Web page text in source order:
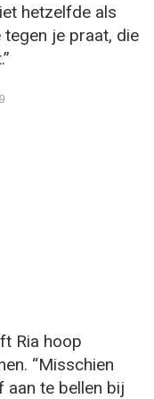
hetzelfde als
tegen je praat, die
Ria hoop
“Misschien
aan te bellen bij